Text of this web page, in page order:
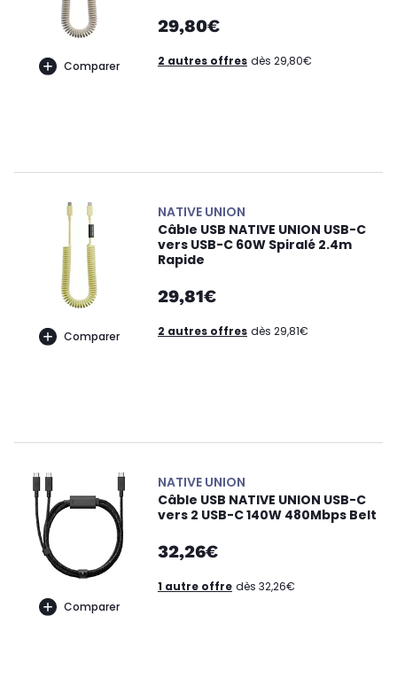
Comparer
29,80€
2 autres offres dès 29,80€
Comparer
NATIVE UNION
Câble USB NATIVE UNION USB-C
vers USB-C 60W Spiralé 2.4m
Rapide
29,81€
2 autres offres dès 29,81€
Comparer
NATIVE UNION
Câble USB NATIVE UNION USB-C
vers 2 USB-C 140W 480Mbps Belt
32,26€
1 autre offre dès 32,26€